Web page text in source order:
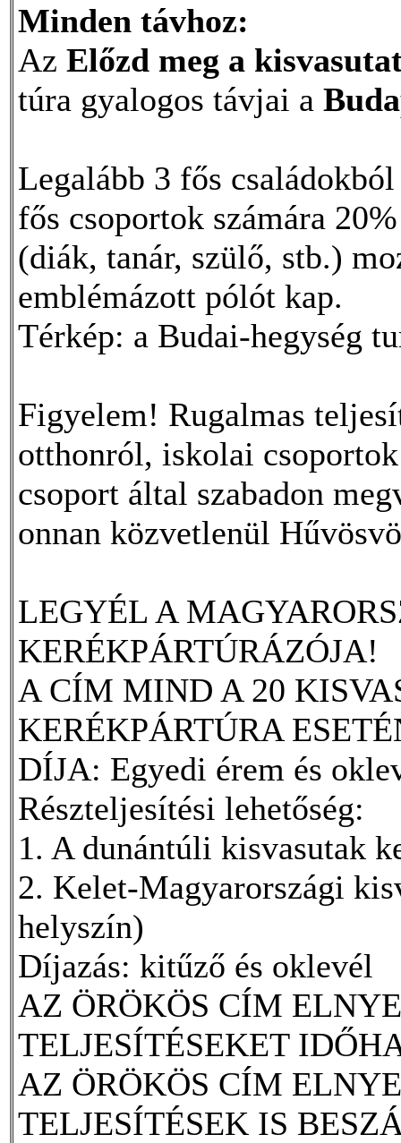
Minden távhoz:
Az Előzd meg a
túra gyalogos távjai a
Legalább 3 fős
fős csoportok számára
(diák, tanár, szülő, stb.)
emblémázott pólót kap.
Térkép: a Budai-hegység
Figyelem! Rugalmas
otthonról, iskolai
csoport által szabadon
onnan közvetlenül
LEGYÉL A
KERÉKPÁRTÚRÁZÓJA!
A CÍM MIND A 20
KERÉKPÁRTÚRA
DÍJA: Egyedi érem és
Részteljesítési lehetőség:
1. A dunántúli kisvasutak
2. Kelet-Magyarországi
helyszín)
Díjazás: kitűző és oklevél
AZ ÖRÖKÖS CÍM
TELJESÍTÉSEKET
AZ ÖRÖKÖS CÍM
TELJESÍTÉSEK IS